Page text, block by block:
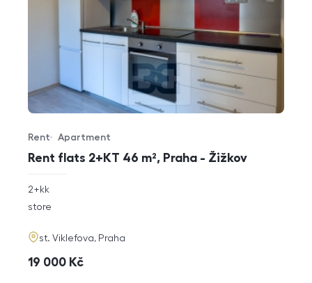
Rent flats 2+KT 46 m², Praha - Žižkov
Offer type
Rent
Property type
Apartment
rozměry
disposition
2+kk
funkce
store
adresa
st. Viklefova, Praha
cena
19 000 Kč